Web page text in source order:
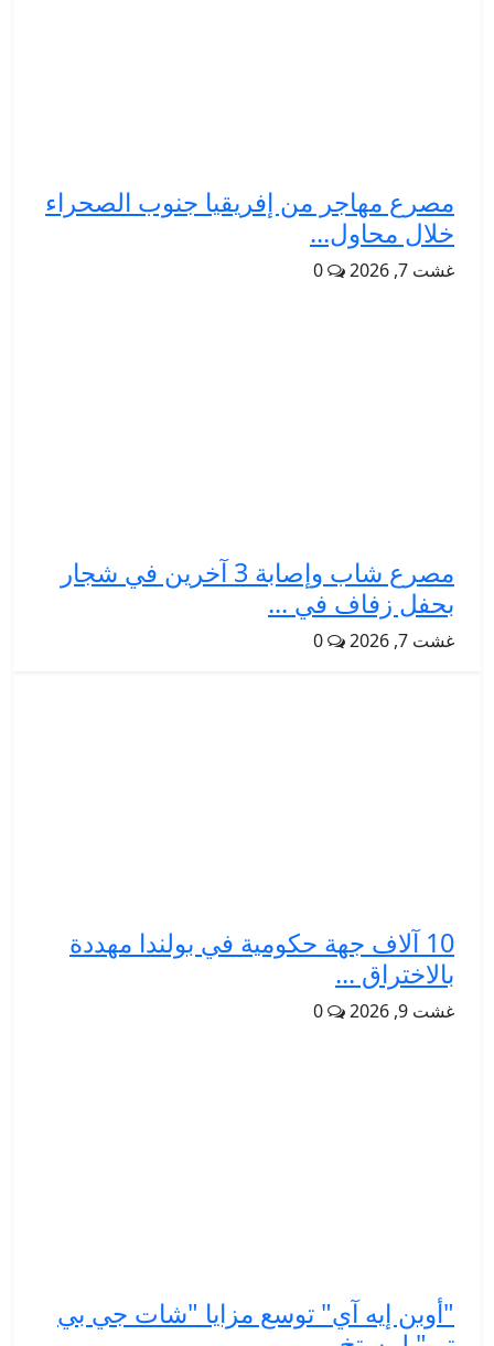
مصرع مهاجر من إفريقيا جنوب الصحراء
خلال محاول...
غشت 7, 2026 0
مصرع شاب وإصابة 3 آخرين في شجار
بحفل زفاف في ...
غشت 7, 2026 0
10 آلاف جهة حكومية في بولندا مهددة
بالاختراق ...
غشت 9, 2026 0
"أوبن إيه آي" توسع مزايا "شات جي بي